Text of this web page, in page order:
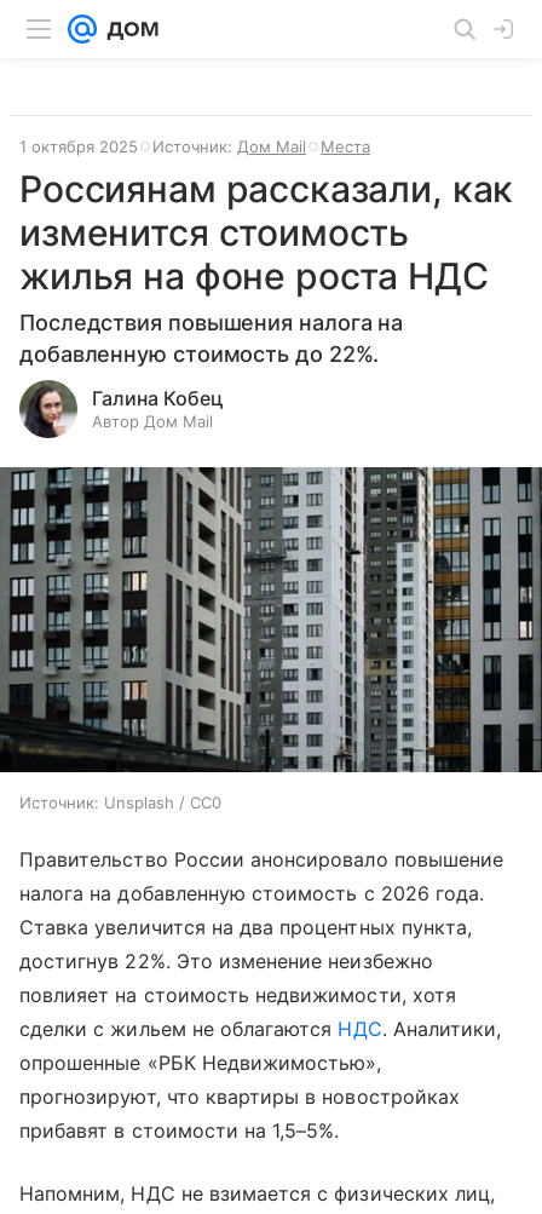
1 октября 2025 Источник: Дом Mail Места
Россиянам рассказали, как
изменится стоимость
жилья на фоне роста НДС
Последствия повышения налога на
добавленную стоимость до 22%.
Галина Кобец
Автор Дом Mail
Источник: Unsplash / CC0
Правительство России анонсировало повышение
налога на добавленную стоимость с 2026 года.
Ставка увеличится на два процентных пункта,
достигнув 22%. Это изменение неизбежно
повлияет на стоимость недвижимости, хотя
сделки с жильем не облагаются НДС. Аналитики,
опрошенные «РБК Недвижимостью»,
прогнозируют, что квартиры в новостройках
прибавят в стоимости на 1,5–5%.
Напомним, НДС не взимается с физических лиц,